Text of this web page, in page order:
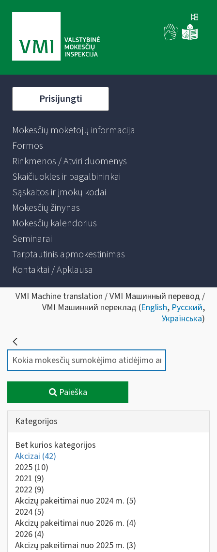
Prisijungti
Mokesčių mokėtojų informacija
Formos
Rinkmenos / Atviri duomenys
Skaičiuoklės ir pagalbininkai
Sąskaitos ir įmokų kodai
Mokesčių žinynas
Mokesčių kalendorius
Seminarai
Tarptautinis apmokestinimas
Kontaktai / Apklausa
VMI Machine translation / VMI Машинный перевод /
VMI Машинний переклад (English, Русский,
Українська)
Paieška
Kategorijos
Bet kurios kategorijos
Akcizai (42)
2025 (10)
2021 (9)
2022 (9)
Akcizų pakeitimai nuo 2024 m. (5)
2024 (5)
Akcizų pakeitimai nuo 2026 m. (4)
2026 (4)
Akcizų pakeitimai nuo 2025 m. (3)